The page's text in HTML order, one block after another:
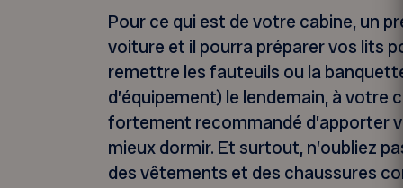
Pour ce qui est de votre cabine, un
voiture et il pourra préparer vos lits
remettre les fauteuils ou la
d’équipement) le lendemain, à votre
fortement recommandé d’apporter
mieux dormir. Et surtout, n’oubliez
des vêtements et des chaussures